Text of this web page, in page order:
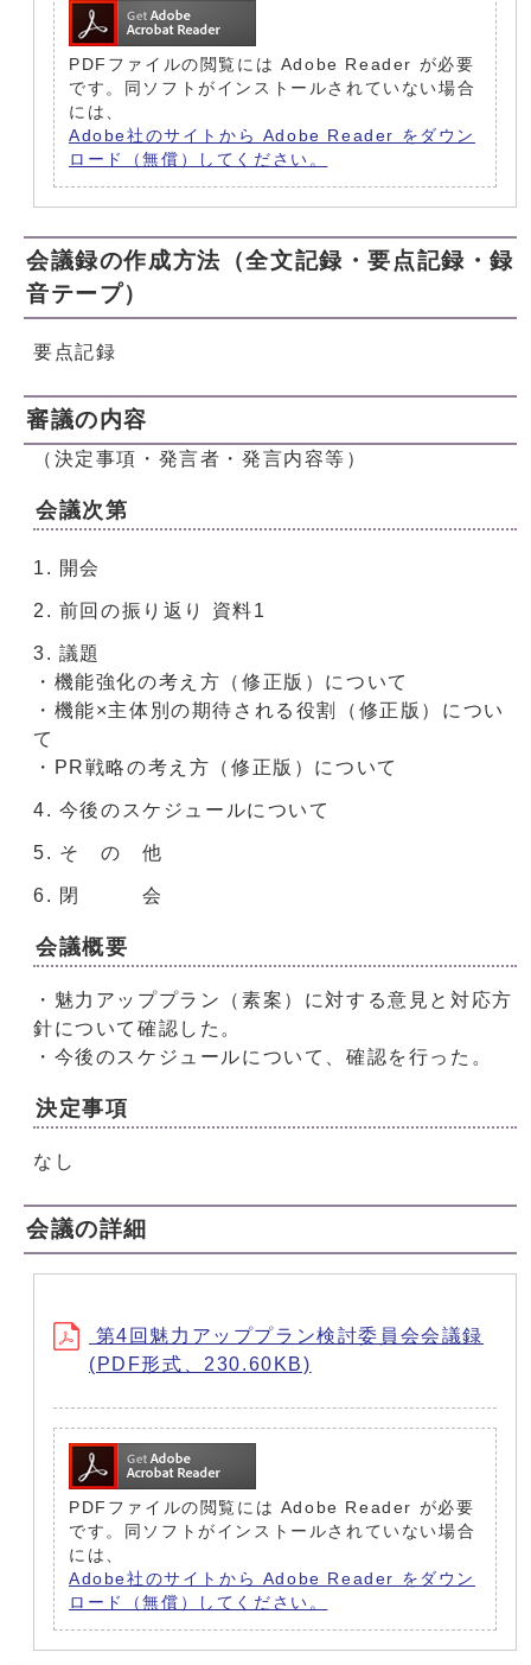
PDFファイルの閲覧には Adobe Reader が必要
です。同ソフトがインストールされていない場合
には、
Adobe社のサイトから Adobe Reader をダウン
ロード（無償）してください。
会議録の作成方法（全文記録・要点記録・録
音テープ）
要点記録
審議の内容
（決定事項・発言者・発言内容等）
会議次第
開会
前回の振り返り 資料1
議題
・機能強化の考え方（修正版）について
・機能×主体別の期待される役割（修正版）につい
て
・PR戦略の考え方（修正版）について
今後のスケジュールについて
そ の 他
閉 会
会議概要
・魅力アッププラン（素案）に対する意見と対応方
針について確認した。
・今後のスケジュールについて、確認を行った。
決定事項
なし
会議の詳細
第4回魅力アッププラン検討委員会会議録
(PDF形式、230.60KB)
PDFファイルの閲覧には Adobe Reader が必要
です。同ソフトがインストールされていない場合
には、
Adobe社のサイトから Adobe Reader をダウン
ロード（無償）してください。